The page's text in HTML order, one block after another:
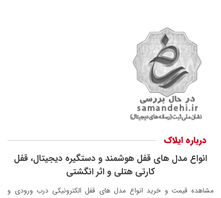
درباره ایلاک
انواع مدل های قفل هوشمند و دستگیره دیجیتال، قفل
کارتی هتلی و اثر انگشتی
مشاهده قیمت و خرید انواع مدل های قفل الکترونیکی درب ورودی و